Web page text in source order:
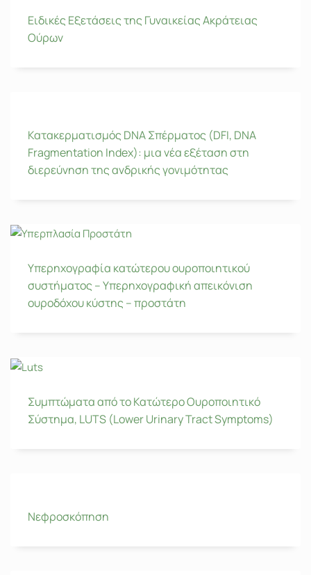
Ειδικές Eξετάσεις της Γυναικείας Aκράτειας
Oύρων
Κατακερματισμός DNA Σπέρματος (DFI, DNA
Fragmentation Index): μια νέα εξέταση στη
διερεύνηση της ανδρικής γονιμότητας
Υπερηχογραφία κατώτερου ουροποιητικού
συστήματος – Υπερηχογραφική απεικόνιση
ουροδόχου κύστης – προστάτη
Συμπτώματα από το Κατώτερο Ουροποιητικό
Σύστημα, LUTS (Lower Urinary Tract Symptoms)
Νεφροσκόπηση